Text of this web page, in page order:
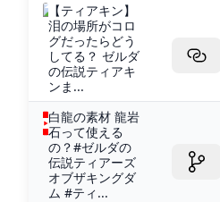
【ティアキン】
泪の場所がコロ
グだったらどう
してる？ ゼルダ
の伝説ティアキ
ンま...
白龍の素材 龍岩
石って使える
の？#ゼルダの
伝説ティアーズ
オブザキングダ
ム #ティ...